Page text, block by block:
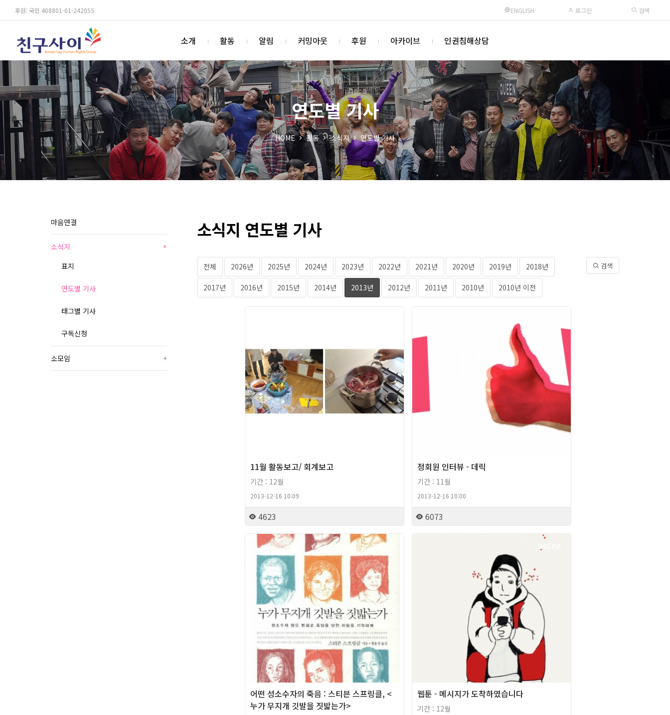
후원: 국민 408801-01-242055 ENGLISH 로그인 검색
소개 활동 알림 커밍아웃 후원 아카이브 인권침해상담
연도별 기사
HOME 활동 소식지 연도별 기사
마음연결
소식지 +
표지
연도별 기사
태그별 기사
구독신청
소모임 +
소식지 연도별 기사
전체 2026년 2025년 2024년 2023년 2022년 2021년 2020년 2019년 2018년
2017년 2016년 2015년 2014년 2013년 2012년 2011년 2010년 2010년 이전
검색
11월 활동보고/ 회계보고
기간 : 12월
2013-12-16 10:09
4623
정회원 인터뷰 - 데릭
기간 : 11월
2013-12-16 10:00
6073
2013년
어떤 성소수자의 죽음 : 스티븐 스프링클, <
누가 무지개 깃발을 짓밟는가>
웹툰 - 메시지가 도착하였습니다
기간 : 12월